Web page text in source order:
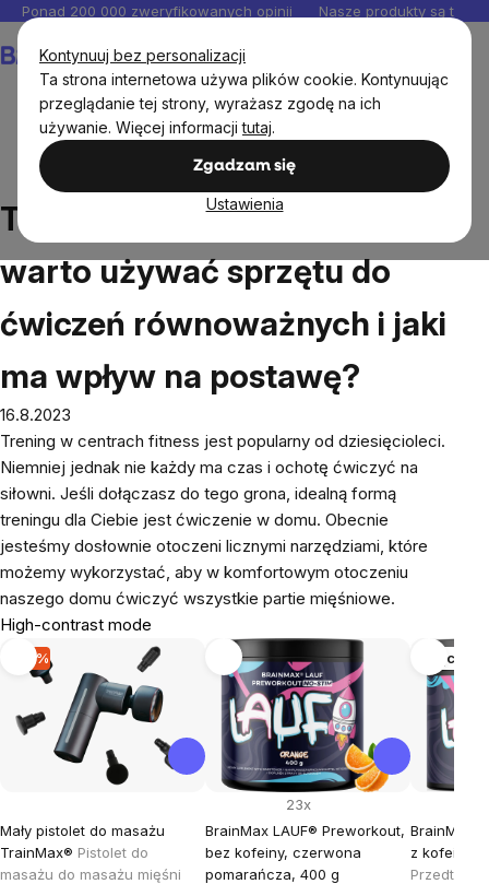
Kontynuuj bez personalizacji
Ta strona internetowa używa plików cookie. Kontynuując
przeglądanie tej strony, wyrażasz zgodę na ich
używanie. Więcej informacjitutaj.
Zgadzam się
Ustawienia
Przejść
do
treści
Ponad 200 000 zweryfikowanych opinii Nasze produkty są
Trening w domu. Dlaczego warto używać sprzętu
do ćwiczeń równoważnych i jaki ma wpływ na postawę?
Trening w domu. Dlaczego
warto używać sprzętu do
ćwiczeń równoważnych i jaki
ma wpływ na postawę?
16.8.2023
Trening w centrach fitness jest popularny od dziesięcioleci.
Niemniej jednak nie każdy ma czas i ochotę ćwiczyć na
siłowni. Jeśli dołączasz do tego grona, idealną formą
treningu dla Ciebie jest ćwiczenie w domu. Obecnie
jesteśmy dosłownie otoczeni licznymi narzędziami, które
możemy wykorzystać, aby w komfortowym otoczeniu
naszego domu ćwiczyć wszystkie partie mięśniowe.
High-contrast mode
-10 %
Mały pistolet do masażu
TrainMax® Pistolet do
masażu do masażu mięśni
BrainMax LAUF® Preworkout,
bez kofeiny, czerwona
pomarańcza, 400 g
23x
Więcej
BrainMax
z kofeiną,